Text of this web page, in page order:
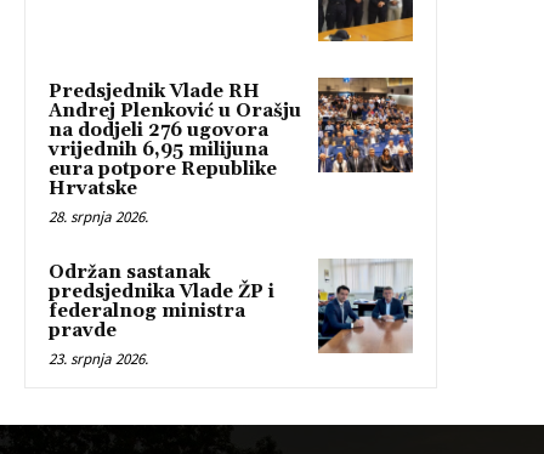
Predsjednik Vlade RH
Andrej Plenković u Orašju
na dodjeli 276 ugovora
vrijednih 6,95 milijuna
eura potpore Republike
Hrvatske
28. srpnja 2026.
Održan sastanak
predsjednika Vlade ŽP i
federalnog ministra
pravde
23. srpnja 2026.